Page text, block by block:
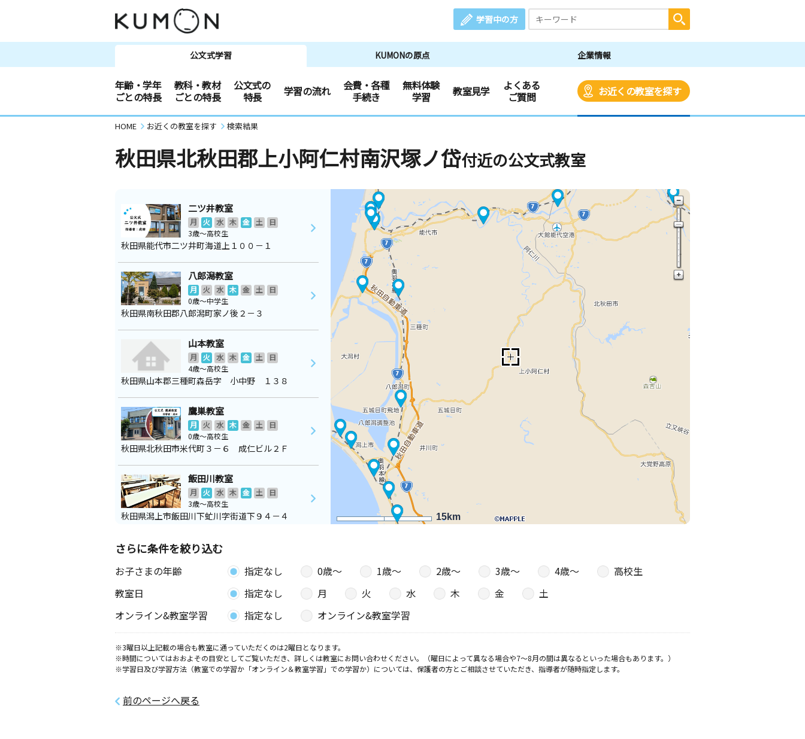
学習中の方
公文式学習 KUMONの原点 企業情報
年齢・学年
ごとの特長
教科・教材
ごとの特長
公文式の
特長
学習の流れ
会費・各種
手続き
無料体験
学習
教室見学
よくある
ご質問
お近くの教室を探す
HOME お近くの教室を探す 検索結果
秋田県北秋田郡上小阿仁村南沢塚ノ岱付近の公文式教室
15km
二ツ井教室
月 火 水 木 金 土
日
3歳～高校生
秋田県能代市二ツ井町海道上１００－１
八郎潟教室
月 火 水 木 金 土
日
0歳～中学生
秋田県南秋田郡八郎潟町家ノ後２－３
山本教室
月 火 水 木 金 土
日
4歳～高校生
秋田県山本郡三種町森岳字 小中野 １３８
鷹巣教室
月 火 水 木 金 土
日
0歳～高校生
秋田県北秋田市米代町３－６ 成仁ビル２Ｆ
飯田川教室
月 火 水 木 金 土
日
3歳～高校生
秋田県潟上市飯田川下虻川字街道下９４－４
八竜教室
0歳～高校生
０
金足教室
0歳～高校生
秋田県秋田市金足追分字 海老穴 ２０１‐３
４ メゾンドセルシオンⅢ １階
出戸浜教室
さらに条件を絞り込む
お子さまの年齢 指定なし 0歳〜 1歳〜 2歳〜 3歳〜 4歳〜
高校生
教室日
指定なし 月 火 水 木 金
土
オンライン&教室学習
指定なし オンライン&教室学習
※3曜日以上記載の場合も教室に通っていただくのは2曜日となります。
※時間についてはおおよその目安としてご覧いただき、詳しくは教室にお問い合わせください。（曜日によって異なる場合や7～8月の間は異なるといった場合もあります。）
※学習日及び学習方法（教室での学習か「オンライン＆教室学習」での学習か）については、保護者の方とご相談させていただき、指導者が随時指定します。
前のページへ戻る